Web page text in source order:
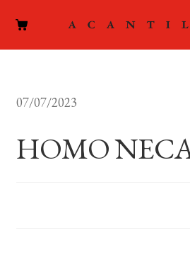
07/07/2023
HOMO